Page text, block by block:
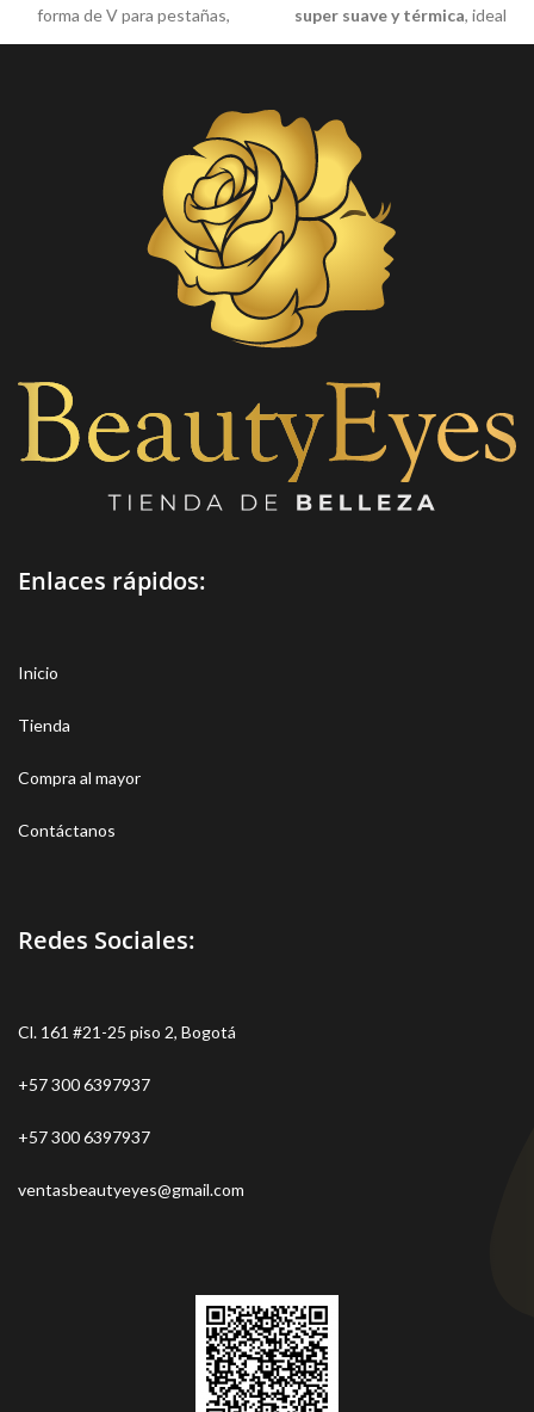
forma de V para pestañas,
Soporte para dedos Color:
super suave y térmica, ideal
para ofrecer comodidad
Enlaces rápidos:
Inicio
Tienda
Compra al mayor
Contáctanos
Redes Sociales:
Cl. 161 #21-25 piso 2, Bogotá
+57 300 6397937
+57 300 6397937
ventasbeautyeyes@gmail.com